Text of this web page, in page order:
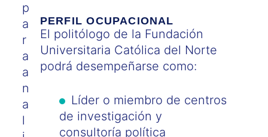
PERFIL OCUPACIONAL
El politólogo de la Fundación
Universitaria Católica del Norte
podrá desempeñarse como:
Líder o miembro de centros
de investigación y
consultoría política
p
a
r
a
a
n
a
l